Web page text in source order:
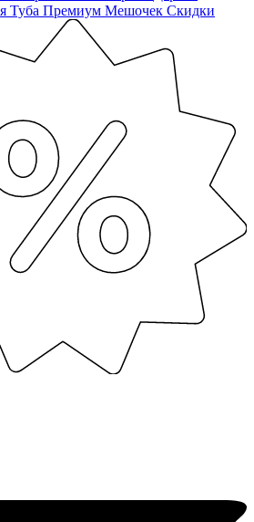
Туба Премиум Мешочек Скидки